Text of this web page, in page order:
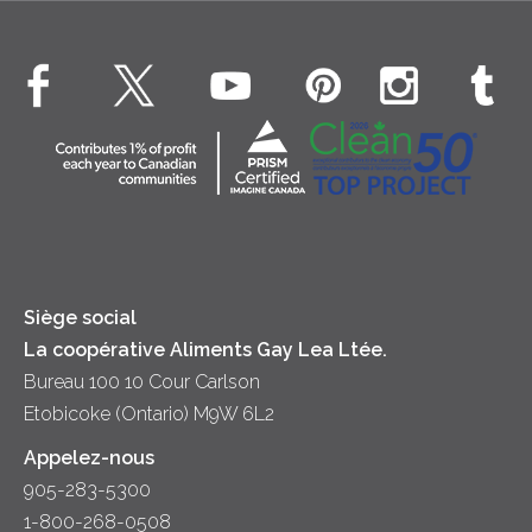
Soupes
Fromage cottage
Crème sure
Bien-être des animaux
Principes coopératifs
Contactez-nous
Location
Siège social
La coopérative Aliments Gay Lea Ltée.
Bureau 100 10 Cour Carlson
Etobicoke (Ontario) M9W 6L2
Appelez-nous
905-283-5300
1-800-268-0508